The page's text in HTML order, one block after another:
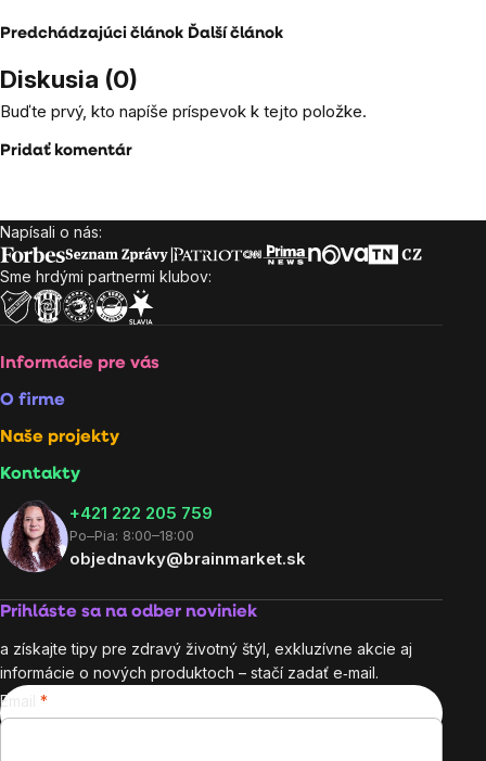
Predchádzajúci článok Ďalší článok
Diskusia (0)
Buďte prvý, kto napíše príspevok k tejto položke.
Pridať komentár
Zápätie
Napísali o nás:
Sme hrdými partnermi klubov:
Informácie pre vás
O firme
Naše projekty
Kontakty
+421 222 205 759
Po–Pia: 8:00–18:00
objednavky@brainmarket.sk
Prihláste sa na odber noviniek
a získajte tipy pre zdravý životný štýl, exkluzívne akcie aj
informácie o nových produktoch – stačí zadať e‑mail.
Email